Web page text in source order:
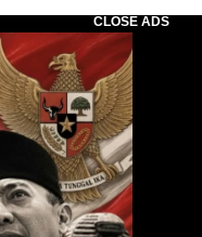
CLOSE ADS